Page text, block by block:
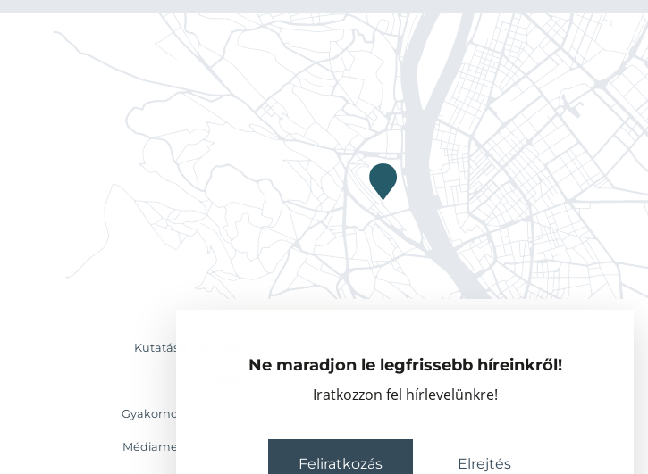
Ne maradjon le legfrissebb híreinkről!
Iratkozzon fel hírlevelünkre!
Feliratkozás Elrejtés
Kutatás & Elemzés
Gyakornoki program
Médiamegjelenések